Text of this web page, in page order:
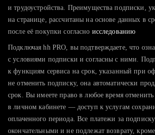
тратите много времени на поиск и
хотите сравнить себя с конкурентами и
и трудоустройства. Преимущества подписки,
на странице, рассчитаны на основе данных в
после её покупки согласно исследованию
Подключая hh PRO, вы подтверждаете, что
с условиями подписки и согласны с ними.
к функциям сервиса на срок, указанный при
не отменить подписку, она автоматически
срок. Вы имеете право в любое время
в личном кабинете — доступ к услугам
оплаченного периода. Все платежи за
окончательными и не подлежат возврату,